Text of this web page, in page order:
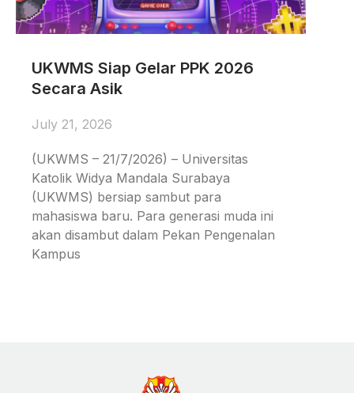
UKWMS Siap Gelar PPK 2026
Secara Asik
July 21, 2026
(UKWMS – 21/7/2026) – Universitas
Katolik Widya Mandala Surabaya
(UKWMS) bersiap sambut para
mahasiswa baru. Para generasi muda ini
akan disambut dalam Pekan Pengenalan
Kampus